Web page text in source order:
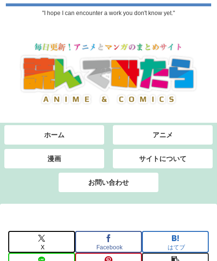
"I hope I can encounter a work you don't know yet."
ホーム アニメ
漫画 サイトについて
お問い合わせ
X Facebook はてブ